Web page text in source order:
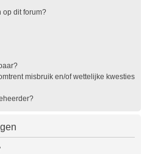
op dit forum?
misbruik en/of wettelijke kwesties